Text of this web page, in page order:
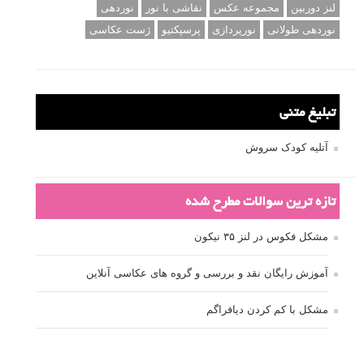
لنز دوربین
مجموعه عکس نقاشی با نور
نوردهی
نوردهی طولانی
نورپردازی پرسپکتیو ژست عکاسی
تبلیغ متنی
آتلیه کودک سروش
تازه ترین سوالات مطرح شده
مشکل فکوس در لنز ۳۵ نیکون
آموزش رایگان نقد و بررسی و گروه های عکاسی آنلاین
مشکل با کم کردن دیافراگم